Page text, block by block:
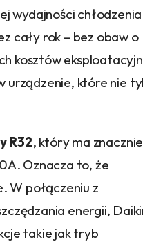
wydajności
cały rok – bez obaw o
kosztów
urządzenie, które nie
R32, który ma znacznie
Oznacza to, że
W połączeniu z
energii,
takie jak tryb